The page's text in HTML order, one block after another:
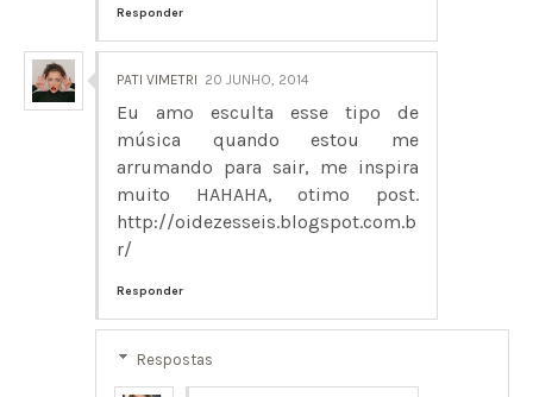
Responder
PATI VIMETRI 20 JUNHO, 2014
Eu amo esculta esse tipo de
música quando estou me
arrumando para sair, me inspira
muito HAHAHA, otimo post.
http://oidezesseis.blogspot.com.b
r/
Responder
Respostas